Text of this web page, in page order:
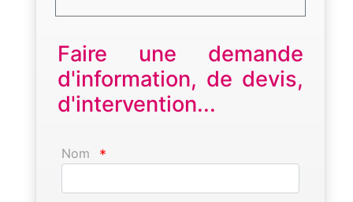
Faire une demande
d'information, de devis,
d'intervention...
Nom *